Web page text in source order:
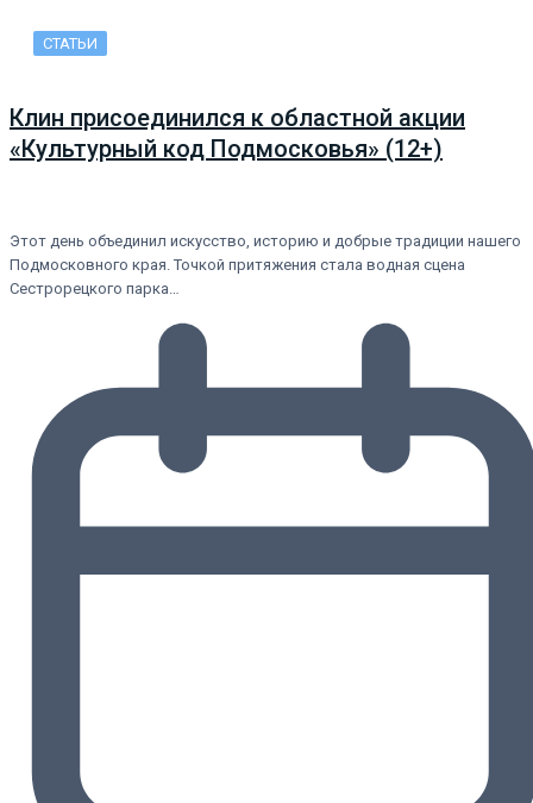
СТАТЬИ
Клин присоединился к областной акции
«Культурный код Подмосковья» (12+)
Этот день объединил искусство, историю и добрые традиции нашего
Подмосковного края. Точкой притяжения стала водная сцена
Сестрорецкого парка…